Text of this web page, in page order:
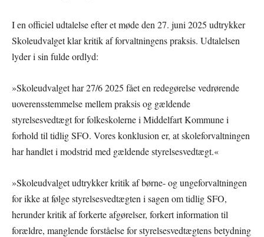
I en officiel udtalelse efter et møde den 27. juni 2025 udtrykker
Skoleudvalget klar kritik af forvaltningens praksis. Udtalelsen
lyder i sin fulde ordlyd:
»Skoleudvalget har 27/6 2025 fået en redegørelse vedrørende
uoverensstemmelse mellem praksis og gældende
styrelsesvedtægt for folkeskolerne i Middelfart Kommune i
forhold til tidlig SFO. Vores konklusion er, at skoleforvaltningen
har handlet i modstrid med gældende styrelsesvedtægt.«
»Skoleudvalget udtrykker kritik af børne- og ungeforvaltningen
for ikke at følge styrelsesvedtægten i sagen om tidlig SFO,
herunder kritik af forkerte afgørelser, forkert information til
forældre, manglende forståelse for styrelsesvedtægtens betydning